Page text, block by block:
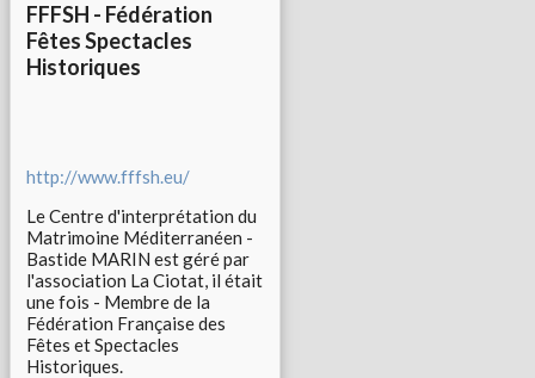
FFFSH - Fédération
Fêtes Spectacles
Historiques
http://www.fffsh.eu/
Le Centre d'interprétation du
Matrimoine Méditerranéen -
Bastide MARIN est géré par
l'association La Ciotat, il était
une fois - Membre de la
Fédération Française des
Fêtes et Spectacles
Historiques.